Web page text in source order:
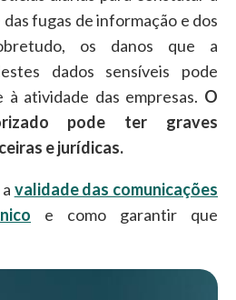
fugas de informação e dos
os danos que a
dados sensíveis pode
atividade das empresas. O
pode ter graves
e jurídicas.
validade das comunicações
e como garantir que